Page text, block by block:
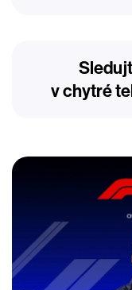
v chytré